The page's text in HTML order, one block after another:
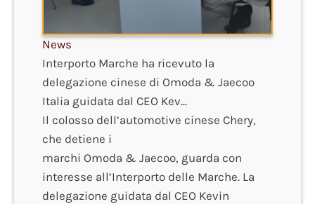
News
Interporto Marche ha ricevuto la
delegazione cinese di Omoda & Jaecoo
Italia guidata dal CEO Kev...
Il colosso dell’automotive cinese Chery,
che detiene i
marchi Omoda & Jaecoo, guarda con
interesse all’Interporto delle Marche. La
delegazione guidata dal CEO Kevin